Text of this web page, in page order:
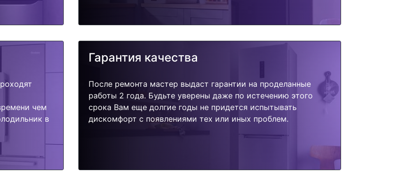
чем
в
Гарантия качества
После ремонта мастер выдаст гарантии на проделанные
работы 2 года. Будьте уверены даже по истечению этого
срока Вам еще долгие годы не придется испытывать
дискомфорт с появлениями тех или иных проблем.